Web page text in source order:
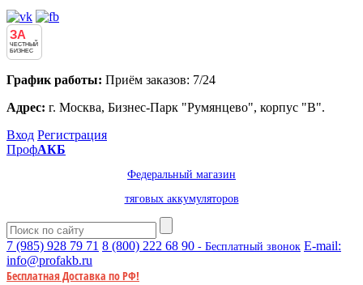
ЗА
ЧЕСТНЫЙ
БИЗНЕС
График работы: Приём заказов: 7/24
Адрес: г. Москва, Бизнес-Парк "Румянцево", корпус "В".
Вход Регистрация
ПрофАКБ
Федеральный магазин
тяговых аккумуляторов
7 (985) 928 79 71 8 (800) 222 68 90 - Бесплатный звонок E-mail:
info@profakb.ru
Бесплатная Доставка по РФ!